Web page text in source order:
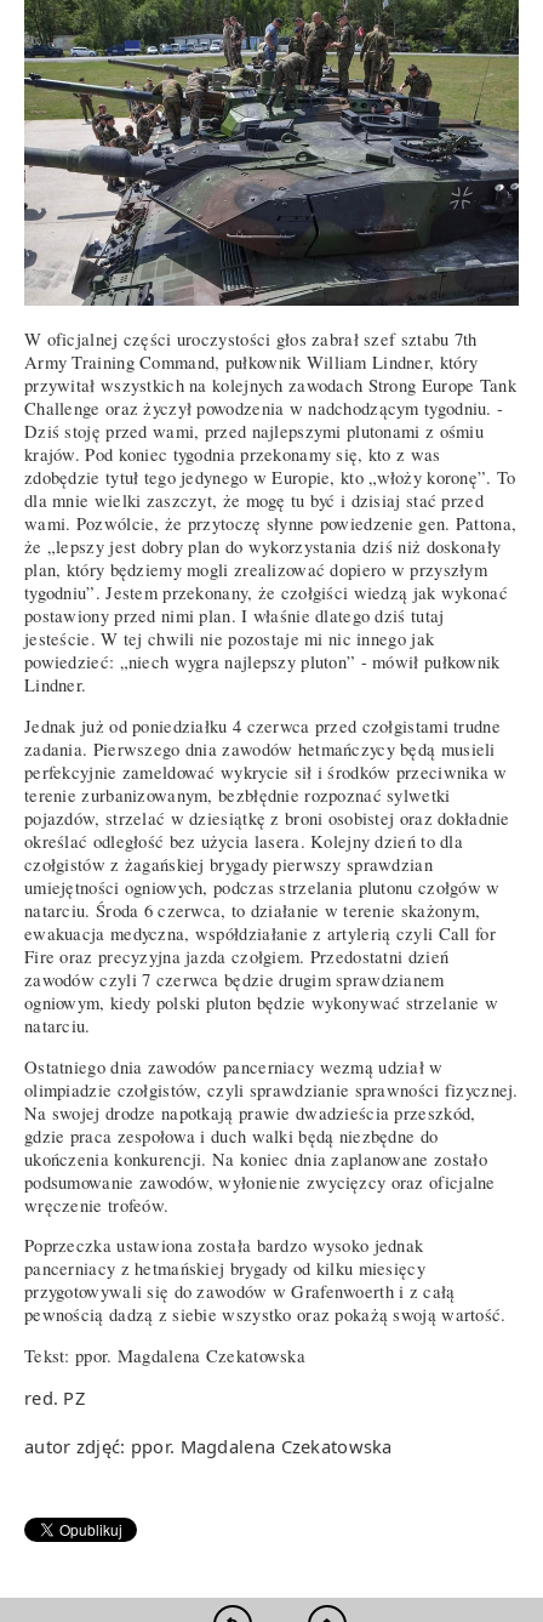
W oficjalnej części uroczystości głos zabrał szef sztabu 7th
Army Training Command, pułkownik William Lindner, który
przywitał wszystkich na kolejnych zawodach Strong Europe Tank
Challenge oraz życzył powodzenia w nadchodzącym tygodniu. -
Dziś stoję przed wami, przed najlepszymi plutonami z ośmiu
krajów. Pod koniec tygodnia przekonamy się, kto z was
zdobędzie tytuł tego jedynego w Europie, kto „włoży koronę”. To
dla mnie wielki zaszczyt, że mogę tu być i dzisiaj stać przed
wami. Pozwólcie, że przytoczę słynne powiedzenie gen. Pattona,
że „lepszy jest dobry plan do wykorzystania dziś niż doskonały
plan, który będziemy mogli zrealizować dopiero w przyszłym
tygodniu”. Jestem przekonany, że czołgiści wiedzą jak wykonać
postawiony przed nimi plan. I właśnie dlatego dziś tutaj
jesteście. W tej chwili nie pozostaje mi nic innego jak
powiedzieć: „niech wygra najlepszy pluton” - mówił pułkownik
Lindner.
Jednak już od poniedziałku 4 czerwca przed czołgistami trudne
zadania. Pierwszego dnia zawodów hetmańczycy będą musieli
perfekcyjnie zameldować wykrycie sił i środków przeciwnika w
terenie zurbanizowanym, bezbłędnie rozpoznać sylwetki
pojazdów, strzelać w dziesiątkę z broni osobistej oraz dokładnie
określać odległość bez użycia lasera. Kolejny dzień to dla
czołgistów z żagańskiej brygady pierwszy sprawdzian
umiejętności ogniowych, podczas strzelania plutonu czołgów w
natarciu. Środa 6 czerwca, to działanie w terenie skażonym,
ewakuacja medyczna, współdziałanie z artylerią czyli Call for
Fire oraz precyzyjna jazda czołgiem. Przedostatni dzień
zawodów czyli 7 czerwca będzie drugim sprawdzianem
ogniowym, kiedy polski pluton będzie wykonywać strzelanie w
natarciu.
Ostatniego dnia zawodów pancerniacy wezmą udział w
olimpiadzie czołgistów, czyli sprawdzianie sprawności fizycznej.
Na swojej drodze napotkają prawie dwadzieścia przeszkód,
gdzie praca zespołowa i duch walki będą niezbędne do
ukończenia konkurencji. Na koniec dnia zaplanowane zostało
podsumowanie zawodów, wyłonienie zwycięzcy oraz oficjalne
wręczenie trofeów.
Poprzeczka ustawiona została bardzo wysoko jednak
pancerniacy z hetmańskiej brygady od kilku miesięcy
przygotowywali się do zawodów w Grafenwoerth i z całą
pewnością dadzą z siebie wszystko oraz pokażą swoją wartość.
Tekst: ppor. Magdalena Czekatowska
red. PZ
autor zdjęć: ppor. Magdalena Czekatowska